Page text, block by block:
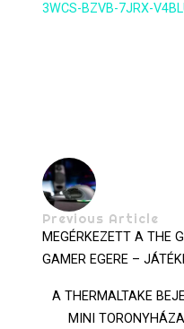
3WCS-BZVB-7JRX-
Previous Article
MEGÉRKEZETT A THE
GAMER EGERE –
A THERMALTAKE
MINI